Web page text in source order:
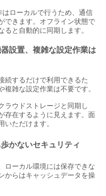
ローカルで行うため、通信
できます。オフライン状態で
と自動的に同期します。
設置、複雑な設定作業は
続するだけで利用できるた
雑な設定作業は不要です。
ラウドストレージと同期し
存在するように見えます。面
ただけます。
かないセキュリティ
ローカル環境には保存できな
からはキャッシュデータを操